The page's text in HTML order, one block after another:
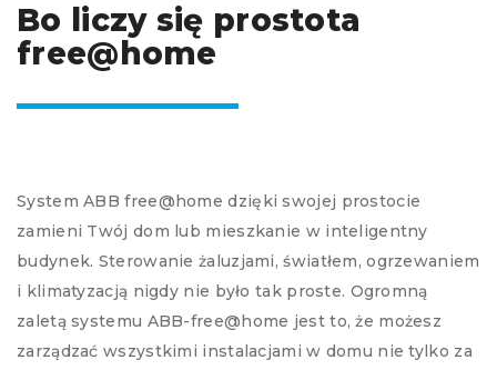
Bo liczy się prostota
free@home
System ABB free@home dzięki swojej prostocie
zamieni Twój dom lub mieszkanie w inteligentny
budynek. Sterowanie żaluzjami, światłem, ogrzewaniem
i klimatyzacją nigdy nie było tak proste. Ogromną
zaletą systemu ABB-free@home jest to, że możesz
zarządzać wszystkimi instalacjami w domu nie tylko za